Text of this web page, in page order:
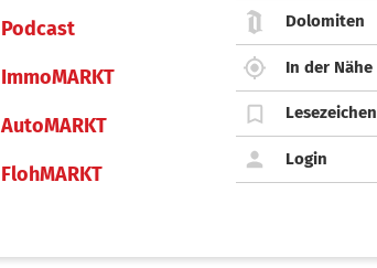
Podcast
ImmoMARKT
AutoMARKT
FlohMARKT
Dolomiten
In der Nähe
Lesezeichen
Login